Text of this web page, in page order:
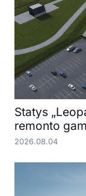
Statys
remonto
2026.08.04